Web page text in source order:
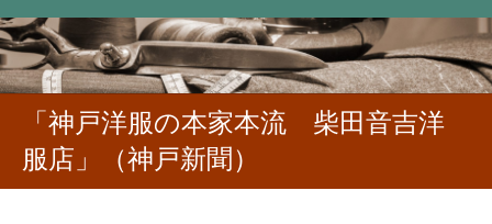
「神戸洋服の本家本流 柴田音吉洋
服店」（神戸新聞）